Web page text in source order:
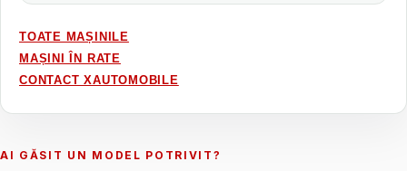
TOATE MAȘINILE
MAȘINI ÎN RATE
CONTACT XAUTOMOBILE
AI GĂSIT UN MODEL POTRIVIT?